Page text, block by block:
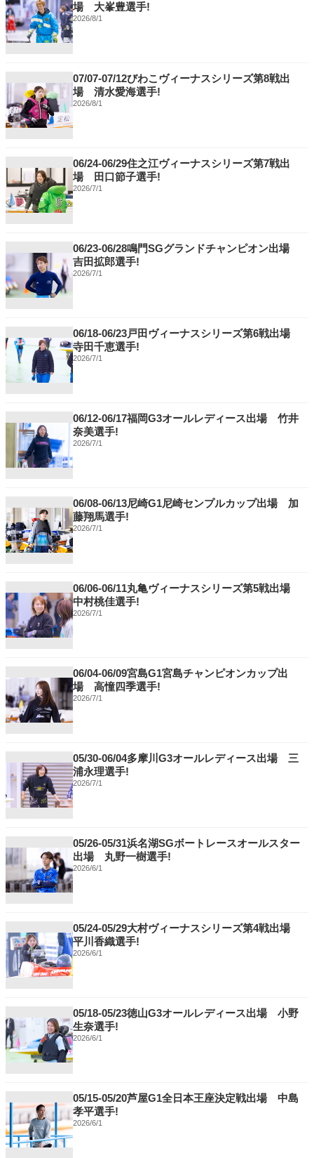
場 大峯豊選手!
2026/8/1
07/07-07/12びわこヴィーナスシリーズ第8戦出
場 清水愛海選手!
2026/8/1
06/24-06/29住之江ヴィーナスシリーズ第7戦出
場 田口節子選手!
2026/7/1
06/23-06/28鳴門SGグランドチャンピオン出場
吉田拡郎選手!
2026/7/1
06/18-06/23戸田ヴィーナスシリーズ第6戦出場
寺田千恵選手!
2026/7/1
06/12-06/17福岡G3オールレディース出場 竹井
奈美選手!
2026/7/1
06/08-06/13尼崎G1尼崎センプルカップ出場 加
藤翔馬選手!
2026/7/1
06/06-06/11丸亀ヴィーナスシリーズ第5戦出場
中村桃佳選手!
2026/7/1
06/04-06/09宮島G1宮島チャンピオンカップ出
場 高憧四季選手!
2026/7/1
05/30-06/04多摩川G3オールレディース出場 三
浦永理選手!
2026/7/1
05/26-05/31浜名湖SGボートレースオールスター
出場 丸野一樹選手!
2026/6/1
05/24-05/29大村ヴィーナスシリーズ第4戦出場
平川香織選手!
2026/6/1
05/18-05/23徳山G3オールレディース出場 小野
生奈選手!
2026/6/1
05/15-05/20芦屋G1全日本王座決定戦出場 中島
孝平選手!
2026/6/1